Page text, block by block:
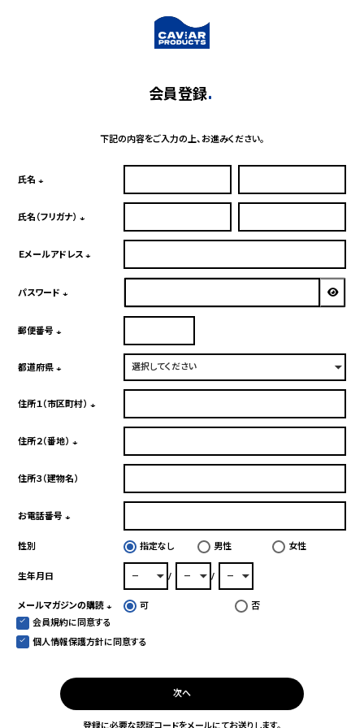
会員登録
下記の内容をご入力の上、お進みください。
氏名
須)
氏名（フリガナ）
須)
Ｅメールアドレス
パスワード
郵便番号
須)
都道府県
須)
住所１（市区町村）
住所２（番地）
須)
住所３（建物名）
お電話番号
性別 指定なし 男性 女性
生年月日
メールマガジンの購読
(必
須)
可
否
会員規約に同意する
個人情報保護方針に同意する
次へ